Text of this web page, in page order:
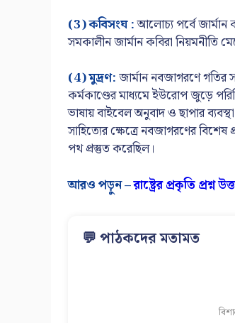
(3) কবিসংঘ :আলোচ্য পর্বে জার্মান
সমকালীন জার্মান কবিরা নিয়মনীতি
(4) মুদ্রণ:জার্মান নবজাগরণে
কর্মকাণ্ডের মাধ্যমে ইউরোপ জুড়ে
ভাষায় বাইবেল অনুবাদ ও ছাপার
সাহিত্যের ক্ষেত্রে নবজাগরণের
পথ প্রস্তুত করেছিল।
আরও পড়ুন –রাষ্ট্রের প্রকৃতি প্রশ্ন
💬 পাঠকদের মতামত